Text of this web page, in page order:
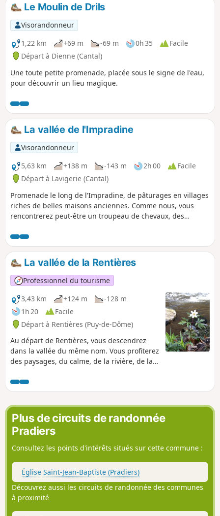
Le Moulin de Drils
Visorandonneur
1,22 km
+69 m -69 m 0h 35
Facile
Départ à Dienne (Cantal)
Une toute petite promenade, placée sous le signe de l'eau,
pour découvrir un lieu magique.
La vallée de l'Impradine
Visorandonneur
5,63 km
+138 m -143 m 2h 00
Facile
Départ à Lavigerie (Cantal)
Promenade le long de l'Impradine, de pâturages en villages
riches de belles maisons anciennes. Comme nous, vous
rencontrerez peut-être un troupeau de chevaux, des
La vallée de la Rentières
Professionnel du tourisme
3,43 km
+124 m
-128 m
1h 20
Facile
Départ à Rentières (Puy-de-Dôme)
Au départ de Rentières, vous descendrez
dans la vallée du même nom. Vous profiterez
des paysages, du calme, de la rivière, de la
Plus de circuits de randonnée
Pradiers
Consultez les points d'intérêts situés sur cette commune :
Église Saint-Jean-Baptiste (Pradiers)
Découvrez aussi les circuits de randonnée des communes
à proximité